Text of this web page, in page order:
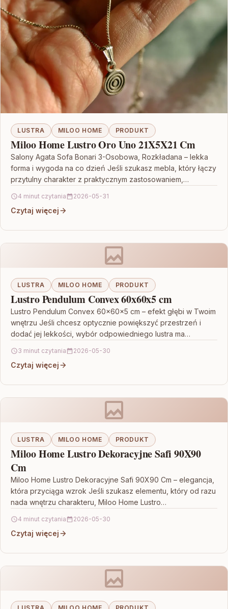
LUSTRA MILOO HOME PRODUKT
Miloo Home Lustro Oro Uno 21X5X21 Cm
Salony Agata Sofa Bonari 3-Osobowa, Rozkładana – lekka
forma i wygoda na co dzień Jeśli szukasz mebla, który łączy
przytulny charakter z praktycznym zastosowaniem,…
4 minut czytania 2026-05-31
Czytaj więcej
LUSTRA MILOO HOME PRODUKT
Lustro Pendulum Convex 60x60x5 cm
Lustro Pendulum Convex 60x60x5 cm – efekt głębi w Twoim
wnętrzu Jeśli chcesz optycznie powiększyć przestrzeń i
dodać jej lekkości, wybór odpowiedniego lustra ma…
3 minut czytania 2026-05-30
Czytaj więcej
LUSTRA MILOO HOME PRODUKT
Miloo Home Lustro Dekoracyjne Safi 90X90
Cm
Miloo Home Lustro Dekoracyjne Safi 90X90 Cm – elegancja,
która przyciąga wzrok Jeśli szukasz elementu, który od razu
nada wnętrzu charakteru, Miloo Home Lustro…
4 minut czytania 2026-05-30
Czytaj więcej